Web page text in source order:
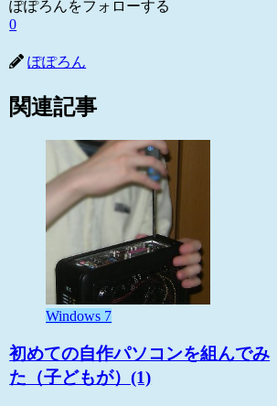
ぽぽろんをフォローする
0
ぽぽろん
関連記事
Windows 7
初めての自作パソコンを組んでみ
た（子どもが）(1)